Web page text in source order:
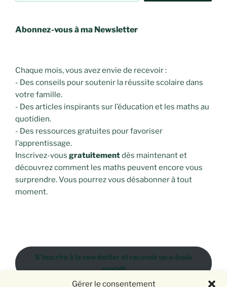
Gérer le consentement
Abonnez-vous à ma Newsletter
Chaque mois, vous avez envie de recevoir :
- Des conseils pour soutenir la réussite scolaire dans
votre famille.
- Des articles inspirants sur l’éducation et les maths au
quotidien.
- Des ressources gratuites pour favoriser
l’apprentissage.
Inscrivez-vous gratuitementdès maintenant et
découvrez comment les maths peuvent encore vous
surprendre. Vous pourrez vous désabonner à tout
moment.
S'inscrire à la newsletter et recevoir un e-book
gratuit